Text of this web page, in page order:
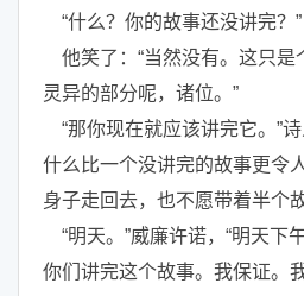
“什么？你的故事还没讲完？”
他笑了：“当然没有。这只是
灵异的部分呢，诸位。”
“那你现在就应该讲完它。”
什么比一个没讲完的故事更令
身子走回去，也不愿带着半个
“明天。”威廉许诺，“明天下
你们讲完这个故事。我保证。